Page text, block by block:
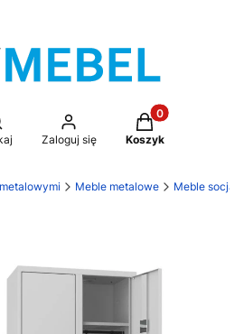
wyszukiwarkę
Zaloguj się
Produkty w
Koszyk
Meble metalowe Meble